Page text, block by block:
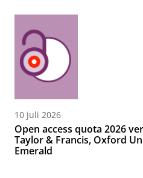
10 juli 2026
Open access quota 2026
Taylor & Francis, Oxford
Emerald